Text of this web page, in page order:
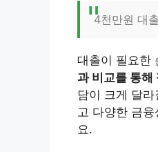
4천만원 대
대출이 필요한
과 비교를 통해
담이 크게 달
고 다양한 금
요.